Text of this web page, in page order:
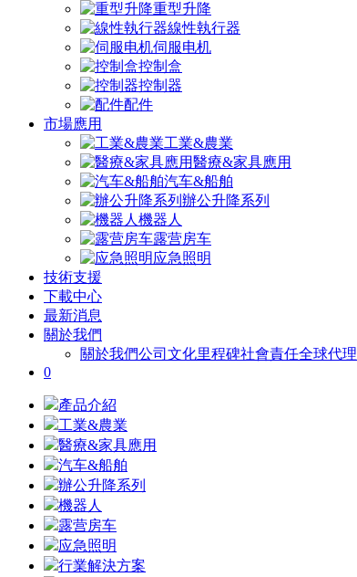
重型升降
線性執行器
伺服电机
控制盒
控制器
配件
市場應用
工業&農業
醫療&家具應用
汽车&船舶
辦公升降系列
機器人
露营房车
应急照明
技術支援
下載中心
最新消息
關於我們
關於我們公司文化里程碑社會責任全球代理
0
產品介紹
工業&農業
醫療&家具應用
汽车&船舶
辦公升降系列
機器人
露营房车
应急照明
行業解決方案